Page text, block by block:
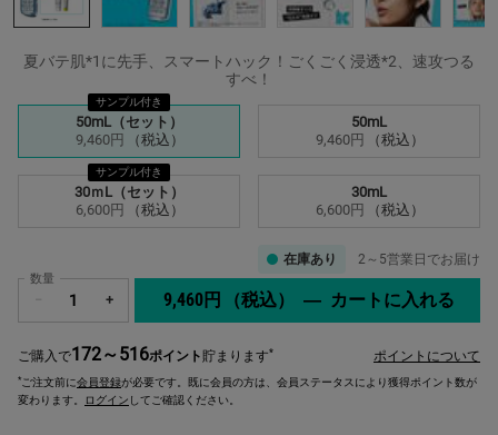
夏バテ肌*1に先手、スマートハック！ごくごく浸透*2、速攻つる
すべ！
選択済み
50mL（セット）
9,460円
（税込）
サンプル付き
選択済み
50mL
9,460円
（税込）
選択済み
30ｍL（セット）
6,600円
（税込）
サンプル付き
選択済み
30mL
6,600円
（税込）
在庫あり 2～5営業日でお届け
数量
+ 9,460円 （税込） ― カートに入れる
ご購入で172～516ポイント貯まります* ポイントについて
*ご注文前に会員登録が必要です。既に会員の方は、会員ステータスにより獲得ポイント数が
変わります。
ログイン してご確認ください。